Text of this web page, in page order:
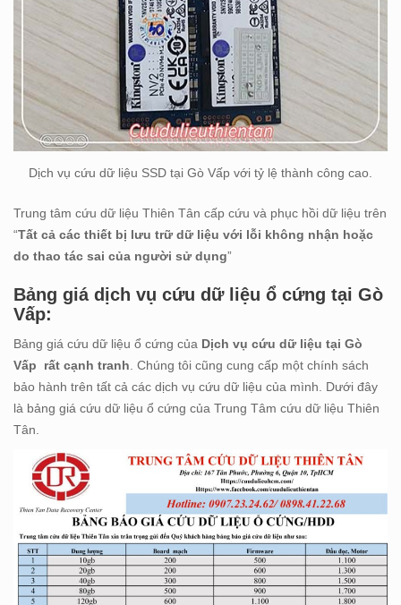
Dịch vụ cứu dữ liệu SSD tại Gò Vấp với tỷ lệ thành công cao.
Trung tâm cứu dữ liệu Thiên Tân cấp cứu và phục hồi dữ liệu trên
“Tất cả các thiết bị lưu trữ dữ liệu với lỗi không nhận hoặc
do thao tác sai của người sử dụng”
Bảng giá dịch vụ cứu dữ liệu ổ cứng tại Gò
Vấp:
Bảng giá cứu dữ liệu ổ cứng của Dịch vụ cứu dữ liệu tại Gò
Vấp rất cạnh tranh . Chúng tôi cũng cung cấp một chính sách
bảo hành trên tất cả các dịch vụ cứu dữ liệu của mình. Dưới đây
là bảng giá cứu dữ liệu ổ cứng của Trung Tâm cứu dữ liệu Thiên
Tân.